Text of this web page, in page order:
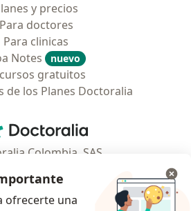
y precios
Para doctores
Para clinicas
Notes
nuevo
gratuitos
de los Planes Doctoralia
Doctoralia - Página de inicio
Colombia, SAS
Bogotá D.C., Colombia
ofrecerte una